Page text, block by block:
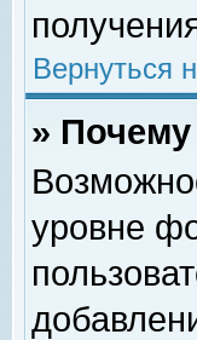
Вернуться
»
уровне